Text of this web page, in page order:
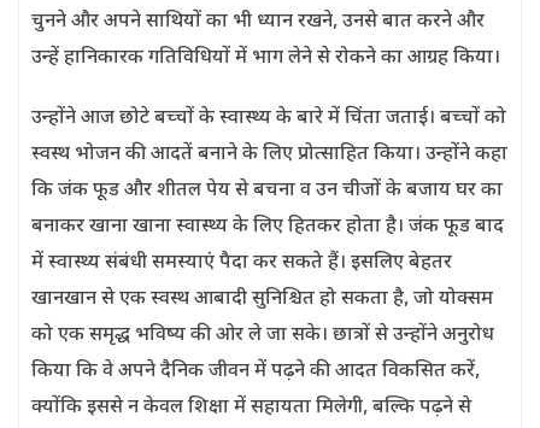
चुनने और अपने साथियों का भी ध्यान रखने, उनसे बात करने और
उन्हें हानिकारक गतिविधियों में भाग लेने से रोकने का आग्रह किया।
उन्होंने आज छोटे बच्चों के स्वास्थ्य के बारे में चिंता जताई। बच्चों को
स्वस्थ भोजन की आदतें बनाने के लिए प्रोत्साहित किया। उन्‍होंने कहा
कि जंक फूड और शीतल पेय से बचना व उन चीजों के बजाय घर का
बनाकर खाना खाना स्वास्थ्य के लिए हितकर होता है। जंक फूड बाद
में स्वास्थ्य संबंधी समस्याएं पैदा कर सकते हैं। इसलिए बेहतर
खानखान से एक स्वस्थ आबादी सुनिश्चित हो सकता है, जो योक्सम
को एक समृद्ध भविष्य की ओर ले जा सके। छात्रों से उन्होंने अनुरोध
किया कि वे अपने दैनिक जीवन में पढ़ने की आदत विकसित करें,
क्योंकि इससे न केवल शिक्षा में सहायता मिलेगी, बल्कि पढ़ने से